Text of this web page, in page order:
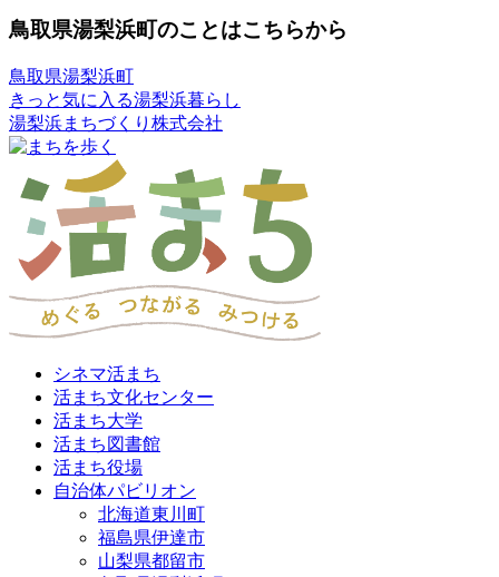
鳥取県湯梨浜町のことはこちらから
鳥取県湯梨浜町
きっと気に入る湯梨浜暮らし
湯梨浜まちづくり株式会社
シネマ活まち
活まち文化センター
活まち大学
活まち図書館
活まち役場
自治体パビリオン
北海道東川町
福島県伊達市
山梨県都留市